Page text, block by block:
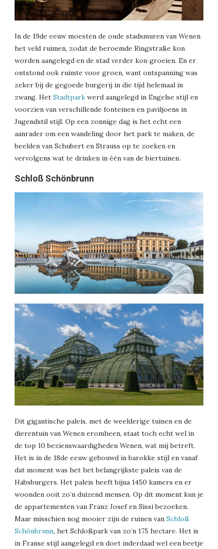
In de 19de eeuw moesten de oude stadsmuren van Wenen
het veld ruimen, zodat de beroemde Ringstraße kon
worden aangelegd en de stad verder kon groeien. En er
ontstond ook ruimte voor groen, want ontspanning was
zeker bij de gegoede burgerij in die tijd helemaal in
zwang. Het Stadtpark werd aangelegd in Engelse stijl en
voorzien van verschillende fonteinen en paviljoens in
Jugendstil stijl. Op een zonnige dag is het echt een
aanrader om een wandeling door het park te maken, de
beelden van Schubert en Strauss op te zoeken en
vervolgens wat te drinken in één van de biertuinen.
Schloß Schönbrunn
Dit gigantische paleis, met de weelderige tuinen en de
dierentuin van Wenen eromheen, staat toch echt wel in
de top 10 bezienswaardigheden Wenen, wat mij betreft.
Het is in de 18de eeuw gebouwd in barokke stijl en vanaf
dat moment was het het belangrijkste paleis van de
Habsburgers. Het paleis heeft bijna 1450 kamers en er
woonden ooit zo’n duizend mensen. Op dit moment kun je
de appartementen van Franz Josef en Sissi bezoeken.
Maar misschien nog mooier zijn de ruinen van Schloß
Schönbrunn, het Schloßpark van zo’n 175 hectare. Het is
in Franse stijl aangelegd en doet inderdaad wel een beetje